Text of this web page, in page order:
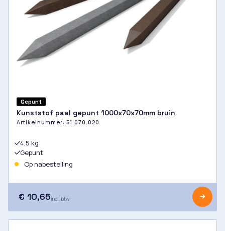
Gepunt
Kunststof paal gepunt 1000x70x70mm bruin
Artikelnummer: 51.070.020
4,5 kg
Gepunt
Op nabestelling
€ 10,65incl. btw